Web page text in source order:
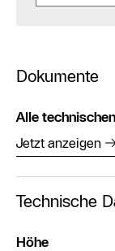
Dokumente
Alle
Jetzt anzeigen
Technische
Höhe